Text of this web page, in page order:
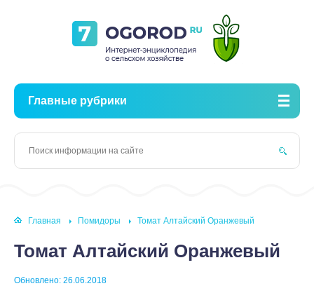
Главные рубрики
Главная Помидоры Томат Алтайский Оранжевый
Томат Алтайский Оранжевый
Обновлено: 26.06.2018